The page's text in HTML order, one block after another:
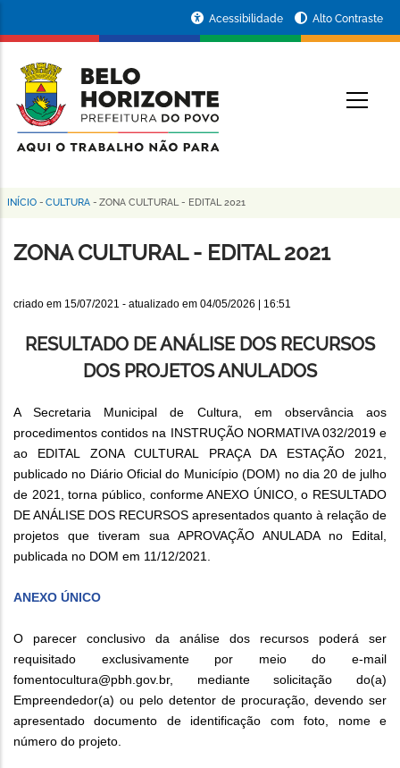
conteúdo
principal
da
Prefeitura
de
Horizonte
Acessibilidade Alto Contraste
Trilha
de
INÍCIO - CULTURA - ZONA CULTURAL - EDITAL 2021
ZONA CULTURAL - EDITAL 2021
criado em 15/07/2021 - atualizado em 04/05/2026 | 16:51
RESULTADO DE ANÁLISE DOS RECURSOS
DOS PROJETOS ANULADOS
A Secretaria Municipal de Cultura, em observância aos
procedimentos contidos na INSTRUÇÃO NORMATIVA 032/2019 e
ao EDITAL ZONA CULTURAL PRAÇA DA ESTAÇÃO 2021,
publicado no Diário Oficial do Município (DOM) no dia 20 de julho
de 2021, torna público, conforme ANEXO ÚNICO, o RESULTADO
DE ANÁLISE DOS RECURSOS apresentados quanto à relação de
projetos que tiveram sua APROVAÇÃO ANULADA no Edital,
publicada no DOM em 11/12/2021.
ANEXO ÚNICO
O parecer conclusivo da análise dos recursos poderá ser
requisitado exclusivamente por meio do e-mail
fomentocultura@pbh.gov.br, mediante solicitação do(a)
Empreendedor(a) ou pelo detentor de procuração, devendo ser
apresentado documento de identificação com foto, nome e
número do projeto.